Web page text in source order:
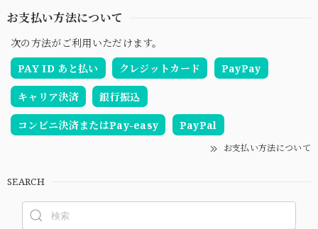
お支払い方法について
次の方法がご利用いただけます。
PAY ID あと払い
クレジットカード PayPay
キャリア決済 銀行振込
コンビニ決済またはPay-easy PayPal
お支払い方法について
SEARCH